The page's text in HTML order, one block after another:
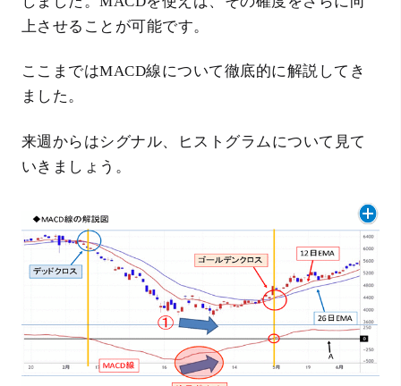
上させることが可能です。
ここまではMACD線について徹底的に解説してき
ました。
来週からはシグナル、ヒストグラムについて見て
いきましょう。